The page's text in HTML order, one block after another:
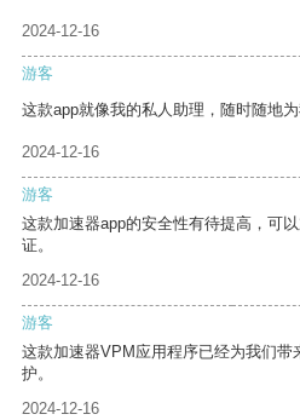
2024-12-16
游客
这款app就像我的私人助理，随时随地为
2024-12-16
游客
这款加速器app的安全性有待提高，可
证。
2024-12-16
游客
这款加速器VPM应用程序已经为我们
护。
2024-12-16